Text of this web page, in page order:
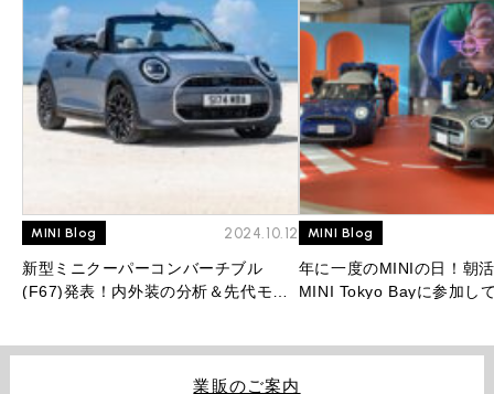
MINI Blog 2024.10.12
新型ミニクーパーコンバーチブル
(F67)発表！内外装の分析＆先代モデ
MINI Blog
年に一度のMINIの日！朝
MINI Tokyo Bayに参加し
業販のご案内